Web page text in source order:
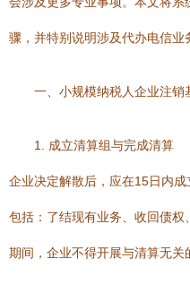
骤，并特别说明涉及代办电信业
一、小规模纳税人企业注销
1. 成立清算组与完成清算
企业决定解散后，应在15日内
包括：了结现有业务、收回债
期间，企业不得开展与清算无关